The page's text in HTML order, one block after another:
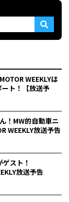
WEEKLYは
ト！【放送予
！MW的自動車ニ
WEEKLY放送予告
スト！
放送予告